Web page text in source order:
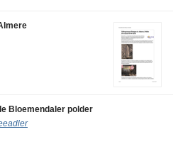
Bloemendaler polder